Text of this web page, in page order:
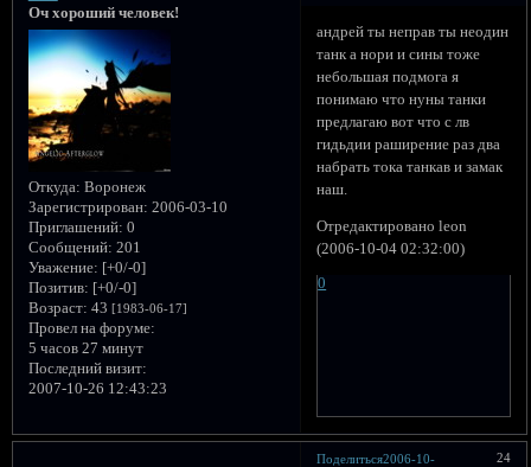
Оч хороший человек!
Откуда: Воронеж
Зарегистрирован: 2006-03-10
Приглашений: 0
Сообщений: 201
Уважение: [+0/-0]
Позитив: [+0/-0]
Возраст: 43 [1983-06-17]
Провел на форуме:
5 часов 27 минут
Последний визит:
2007-10-26 12:43:23
андрей ты неправ ты неодин
танк а нори и сины тоже
небольшая подмога я
понимаю что нуны танки
предлагаю вот что с лв
гидьдии раширение раз два
набрать тока танкав и замак
наш.
Отредактировано leon
(2006-10-04 02:32:00)
0
Поделиться 24
2006-10-